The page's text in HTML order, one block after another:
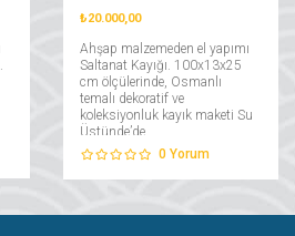
₺20.000,00
Ahşap malzemeden el yapımı
Saltanat Kayığı. 100x13x25
cm ölçülerinde, Osmanlı
temalı dekoratif ve
koleksiyonluk kayık maketi Su
Üstünde’de....
0 Yorum